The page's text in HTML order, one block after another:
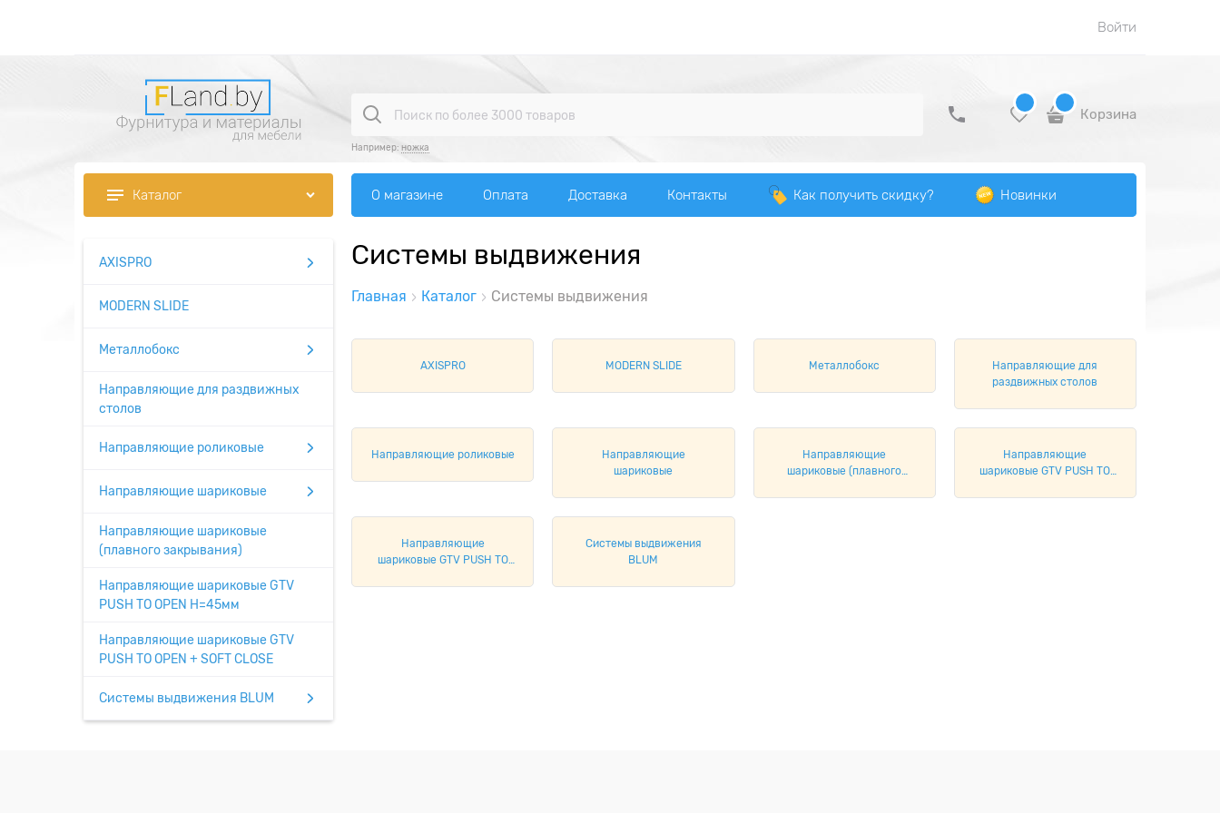
Войти
Например: ножка
Корзина
Каталог О магазине Оплата Доставка Контакты Как получить скидку? Новинки
AXISPRO
MODERN SLIDE
Металлобокс
Направляющие для раздвижных
столов
Направляющие роликовые
Направляющие шариковые
Направляющие шариковые
(плавного закрывания)
Направляющие шариковые GTV
PUSH TO OPEN H=45мм
Направляющие шариковые GTV
PUSH TO OPEN + SOFT CLOSE
Системы выдвижения BLUM
Системы выдвижения
Главная Каталог Системы выдвижения
AXISPRO MODERN SLIDE Металлобокс
Направляющие для
раздвижных столов
Направляющие роликовые
Направляющие
шариковые
Направляющие
шариковые (плавного
Направляющие
шариковые GTV PUSH TO
Направляющие
шариковые GTV PUSH TO
Системы выдвижения
BLUM